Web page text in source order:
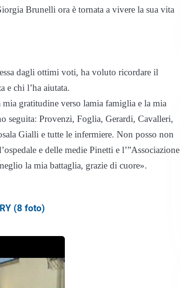
Brunelli ora è tornata a vivere la sua vita
dagli ottimi voti, ha voluto ricordare il
e chi l’ha aiutata.
gratitudine verso lamia famiglia e la mia
seguita: Provenzi, Foglia, Gerardi, Cavalleri,
Gialli e tutte le infermiere. Non posso non
e delle medie Pinetti e l’”Associazione
la mia battaglia, grazie di cuore».
(8 foto)